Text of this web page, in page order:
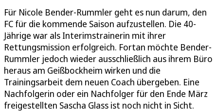
Für Nicole Bender-Rummler geht es nun darum, den
FC für die kommende Saison aufzustellen. Die 40-
Jährige war als Interimstrainerin mit ihrer
Rettungsmission erfolgreich. Fortan möchte Bender-
Rummler jedoch wieder ausschließlich aus ihrem Büro
heraus am Geißbockheim wirken und die
Trainingsarbeit dem neuen Coach übergeben. Eine
Nachfolgerin oder ein Nachfolger für den Ende März
freigestellten Sascha Glass ist noch nicht in Sicht.